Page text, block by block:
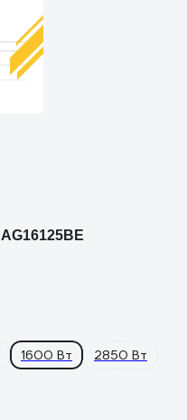
1600 Вт 2850 Вт